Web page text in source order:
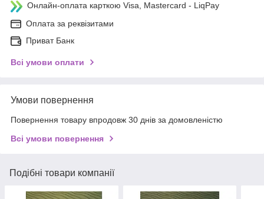
Онлайн-оплата карткою Visa, Mastercard - LiqPay
Оплата за реквізитами
Приват Банк
Всі умови оплати
Умови повернення
Повернення товару впродовж 30 днів за домовленістю
Всі умови повернення
Подібні товари компанії